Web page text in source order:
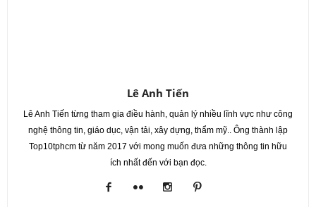
Lê Anh Tiến
Lê Anh Tiến từng tham gia điều hành, quản lý nhiều lĩnh vực như công
nghệ thông tin, giáo dục, vận tải, xây dựng, thẩm mỹ.. Ông thành lập
Top10tphcm từ năm 2017 với mong muốn đưa những thông tin hữu
ích nhất đến với bạn đọc.